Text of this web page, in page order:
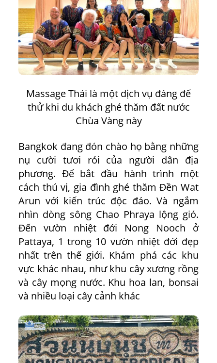
Massage Thái là một dịch vụ đáng để
thử khi du khách ghé thăm đất nước
Chùa Vàng này
Bangkok đang đón chào họ bằng những
nụ cười tươi rói của người dân địa
phương. Để bắt đầu hành trình một
cách thú vị, gia đình ghé thăm Đền Wat
Arun với kiến trúc độc đáo. Và ngắm
nhìn dòng sông Chao Phraya lộng gió.
Đến vườn nhiệt đới Nong Nooch ở
Pattaya, 1 trong 10 vườn nhiệt đới đẹp
nhất trên thế giới. Khám phá các khu
vực khác nhau, như khu cây xương rồng
và cây mọng nước. Khu hoa lan, bonsai
và nhiều loại cây cảnh khác